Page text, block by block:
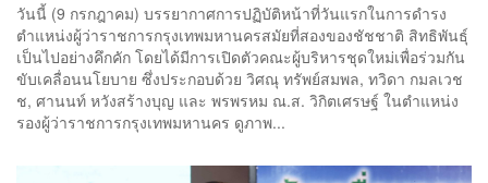
วันนี้ (9 กรกฎาคม) บรรยากาศการปฏิบัติหน้าที่วันแรกในการดำรง
ตำแหน่งผู้ว่าราชการกรุงเทพมหานครสมัยที่สองของชัชชาติ สิทธิพันธุ์
เป็นไปอย่างคึกคัก โดยได้มีการเปิดตัวคณะผู้บริหารชุดใหม่เพื่อร่วมกัน
ขับเคลื่อนนโยบาย ซึ่งประกอบด้วย วิศณุ ทรัพย์สมพล, ทวิดา กมลเวช
ช, ศานนท์ หวังสร้างบุญ และ พรพรหม ณ.ส. วิกิตเศรษฐ์ ในตำแหน่ง
รองผู้ว่าราชการกรุงเทพมหานคร ดูภาพ...